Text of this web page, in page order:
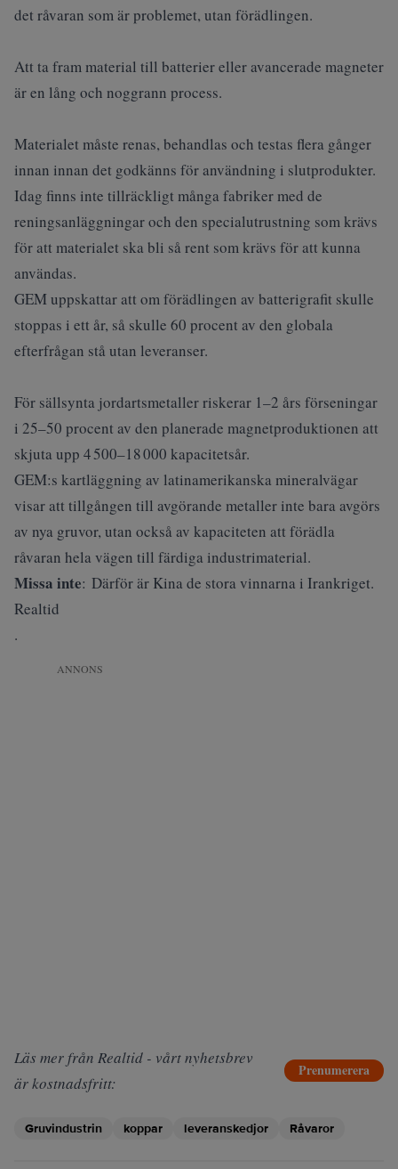
det råvaran som är problemet, utan förädlingen.
Att ta fram material till batterier eller avancerade magneter
är en lång och noggrann process.
Materialet måste renas, behandlas och testas flera gånger
innan innan det godkänns för användning i slutprodukter.
Idag finns inte tillräckligt många fabriker med de
reningsanläggningar och den specialutrustning som krävs
för att materialet ska bli så rent som krävs för att kunna
användas.
GEM uppskattar att om förädlingen av batterigrafit skulle
stoppas i ett år, så skulle 60 procent av den globala
efterfrågan stå utan leveranser.
För sällsynta jordartsmetaller riskerar 1–2 års förseningar
i 25–50 procent av den planerade magnetproduktionen att
skjuta upp 4 500–18 000 kapacitetsår.
GEM:s kartläggning av latinamerikanska mineralvägar
visar att tillgången till avgörande metaller inte bara avgörs
av nya gruvor, utan också av kapaciteten att förädla
råvaran hela vägen till färdiga industrimaterial.
Missa inte: Därför är Kina de stora vinnarna i Irankriget.
Realtid
.
ANNONS
Läs mer från Realtid - vårt nyhetsbrev
är kostnadsfritt:
Prenumerera
Gruvindustrin koppar leveranskedjor Råvaror